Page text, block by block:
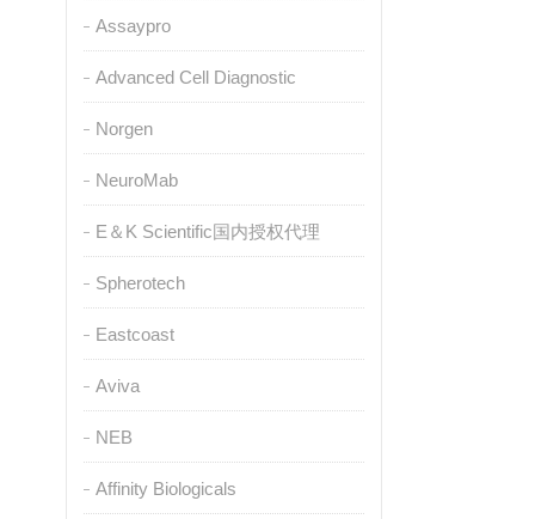
Assaypro
Advanced Cell Diagnostic
Norgen
NeuroMab
E＆K Scientific国内授权代理
Spherotech
Eastcoast
Aviva
NEB
Affinity Biologicals